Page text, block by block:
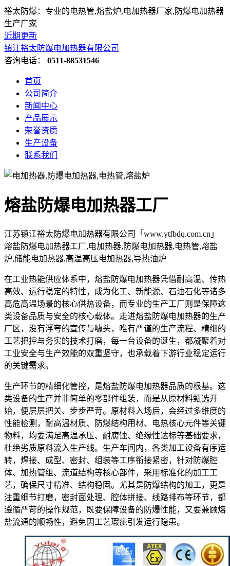
裕太防爆：专业的电热管,熔盐炉,电加热器厂家,防爆电加热器
生产厂家
近期更新
镇江裕太防爆电加热器有限公司
咨询电话： 0511-88531546
首页
公司简介
新闻中心
产品展示
荣誉资质
生产设备
联系我们
熔盐防爆电加热器工厂
江苏镇江裕太防爆电加热器有限公司「www.ytfbdq.com.cn」
熔盐防爆电加热器工厂,电加热器,防爆电加热器,电热管,熔盐
炉,储能电加热器,高温高压电加热器,导热油炉
在工业热能供应体系中，熔盐防爆电加热器凭借耐高温、传热
高效、运行稳定的特性，成为化工、新能源、石油石化等诸多
高危高温场景的核心供热设备，而专业的生产工厂则是保障这
类设备品质与安全的核心载体。走进熔盐防爆电加热器的生产
厂区，没有浮夸的宣传与噱头，唯有严谨的生产流程、精细的
工艺把控与务实的技术打磨，每一台设备的诞生，都凝聚着对
工业安全与生产效能的双重坚守，也承载着下游行业稳定运行
的关键需求。
生产环节的精细化管控，是熔盐防爆电加热器品质的根基。这
类设备的生产并非简单的零部件组装，而是从原材料甄选开
始，便层层把关、步步严苛。原材料入场后，会经过多维度的
性能检测，耐高温材质、防爆结构用材、电热核心元件等关键
物料，均要满足高温承压、耐腐蚀、绝缘性达标等基础要求，
杜绝劣质原料流入生产线。生产车间内，各类加工设备有序运
转，焊接、成型、密封、组装等工序衔接紧密，针对防爆腔
体、加热管组、流道结构等核心部件，采用标准化的加工工
艺，确保尺寸精准、结构稳固。尤其是防爆结构的加工，更是
注重细节打磨，密封面处理、腔体拼接、线路排布等环节，都
遵循严苛的操作规范，既要保障设备的防爆性能，又要兼顾熔
盐流通的顺畅性，避免因工艺瑕疵引发运行隐患。